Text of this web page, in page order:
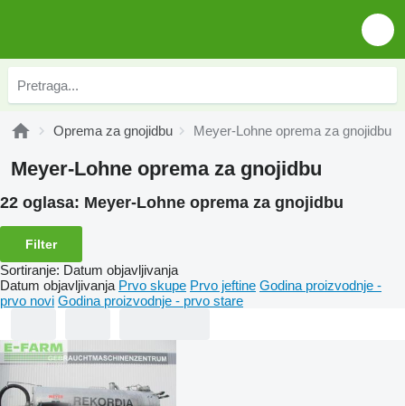
Oprema za gnojidbu Meyer-Lohne oprema za gnojidbu
Meyer-Lohne oprema za gnojidbu
22 oglasa: Meyer-Lohne oprema za gnojidbu
Filter
Sortiranje: Datum objavljivanja
Datum objavljivanja Prvo skupe Prvo jeftine Godina proizvodnje -
prvo novi Godina proizvodnje - prvo stare